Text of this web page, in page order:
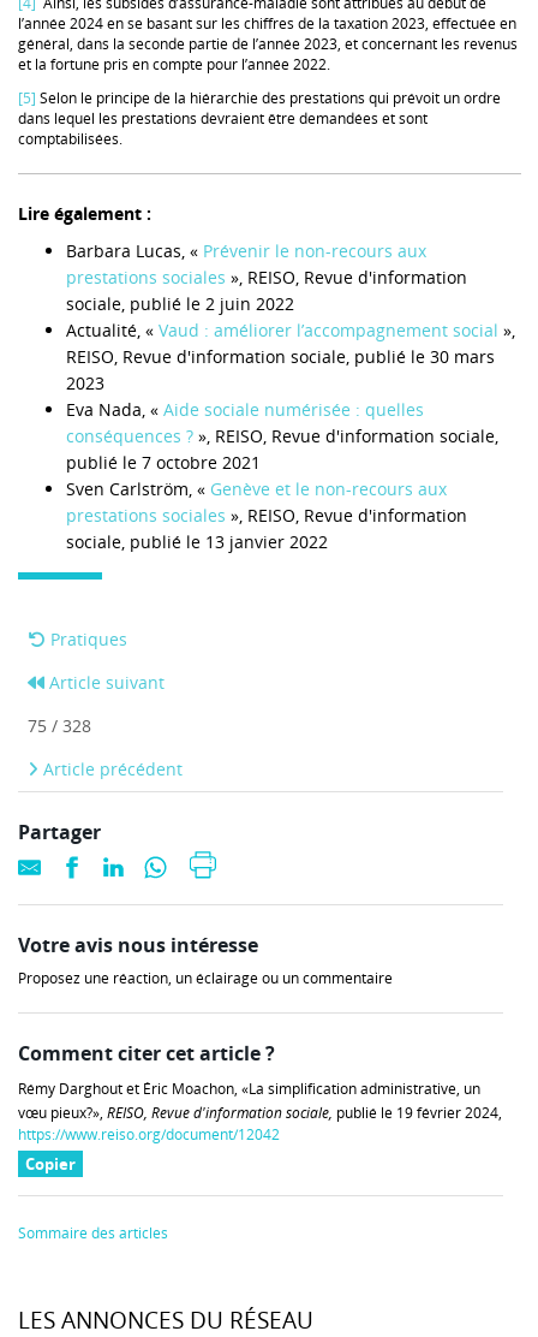
l’année 2024 en se basant sur les chiffres de la taxation 2023, effectuée en
général, dans la seconde partie de l’année 2023, et concernant les revenus
et la fortune pris en compte pour l’année 2022.
[5] Selon le principe de la hiérarchie des prestations qui prévoit un ordre
dans lequel les prestations devraient être demandées et sont
comptabilisées.
Lire également :
Barbara Lucas, « Prévenir le non-recours aux
prestations sociales », REISO, Revue d'information
sociale, publié le 2 juin 2022
Actualité, « Vaud : améliorer l’accompagnement social »,
REISO, Revue d'information sociale, publié le 30 mars
2023
Eva Nada, « Aide sociale numérisée : quelles
conséquences ? », REISO, Revue d'information sociale,
publié le 7 octobre 2021
Sven Carlström, « Genève et le non-recours aux
prestations sociales », REISO, Revue d'information
sociale, publié le 13 janvier 2022
Pratiques
Article suivant
75 / 328
Article précédent
Partager
Votre avis nous intéresse
Proposez une réaction, un éclairage ou un commentaire
Comment citer cet article ?
Rémy Darghout et Éric Moachon, «La simplification administrative, un
vœu pieux?», REISO, Revue d'information sociale, publié le 19 février 2024,
https://www.reiso.org/document/12042
Copier
Sommaire des articles
LES ANNONCES DU RÉSEAU